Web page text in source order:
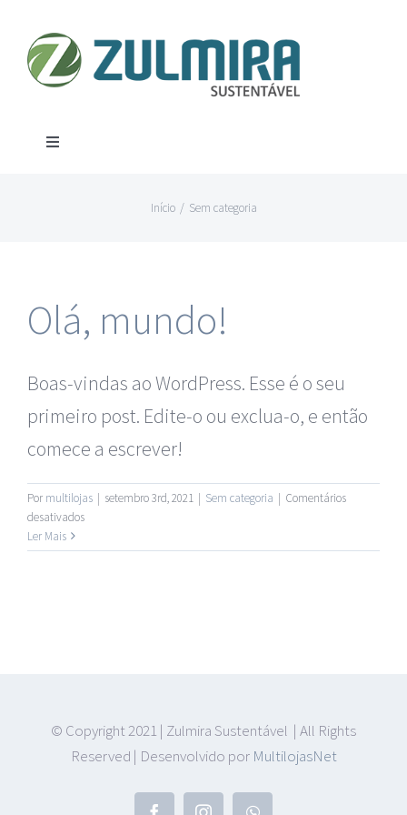
para
Toggle
Alumínio
Cantoneiras
Chapas
Equipamentos Industriais
Ferro
Localização
Início / Sem categoria
Olá, mundo!
Boas-vindas ao WordPress. Esse é o seu
primeiro post. Edite-o ou exclua-o, e então
comece a escrever!
Por multilojas | setembro 3rd, 2021 | Sem categoria | Comentários
desativadosem
mundo!
Ler Mais
© Copyright 2021 | Zulmira Sustentável | All Rights
Reserved | Desenvolvido por MultilojasNet